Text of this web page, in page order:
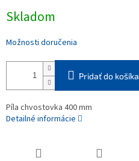
cena:
Skladom
Možnosti doručenia
Pridať do košíka
Píla chvostovka 400 mm
Detailné informácie